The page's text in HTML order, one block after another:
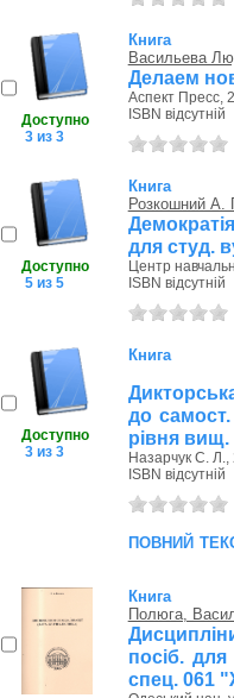
Доступно
3 из 3
Книга
Васильева
Делаем
Аспект Пресс,
ISBN відсутній
Доступно
5 из 5
Книга
Розкошний А.
для студ.
Центр
ISBN відсутній
Доступно
3 из 3
Книга
до
рівня вищ.
Назарчук С. Л.,
ISBN відсутній
повний
Книга
Полюга,
посіб. для
спец. 061